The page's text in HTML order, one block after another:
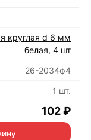
круглая d 6 мм
белая, 4 шт
26-2034ф4
1 шт.
102 ₽